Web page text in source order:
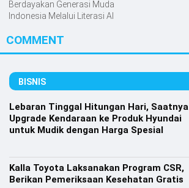
Berdayakan Generasi Muda
Indonesia Melalui Literasi AI
COMMENT
BISNIS
Lebaran Tinggal Hitungan Hari, Saatnya
Upgrade Kendaraan ke Produk Hyundai
untuk Mudik dengan Harga Spesial
Kalla Toyota Laksanakan Program CSR,
Berikan Pemeriksaan Kesehatan Gratis